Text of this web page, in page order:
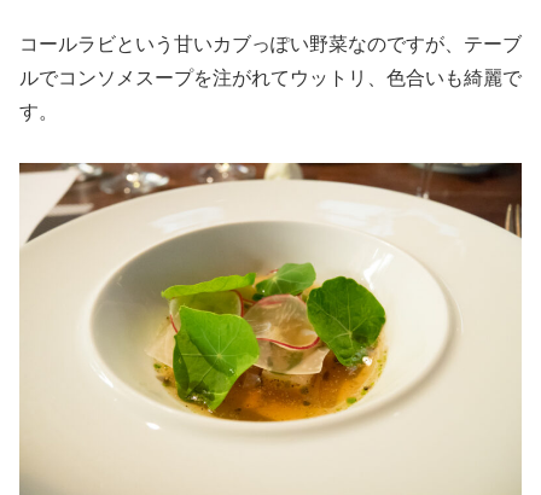
コールラビという甘いカブっぽい野菜なのですが、テーブ
ルでコンソメスープを注がれてウットリ、色合いも綺麗で
す。